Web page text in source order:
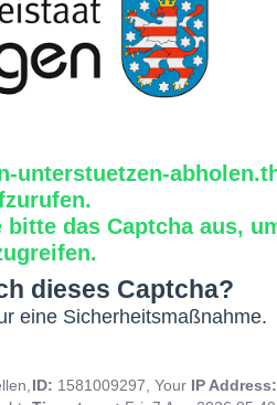
unterstuetzen-
das Captcha aus,
dieses Captcha?
eine Sicherheitsmaßnahme.
ID: 1581009297, Your IP